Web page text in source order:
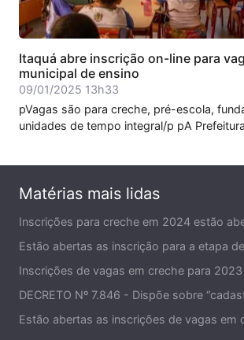
Itaquá abre inscrição on-line para
municipal de ensino
09/01/2025 13h33
pVagas são para creche, pré-escola,
unidades de tempo integral/p pA
Matérias mais lidas
Inscrições para creche em 2024 estão
Estão abertas as inscrição para a etapa
Inscrições de vagas em creche para
DECRETO Nº 7.846 - Dispõe sobre
Estão abertas as inscrições de vagas em